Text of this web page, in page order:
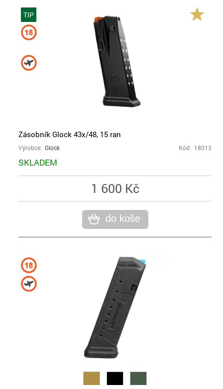
TIP
Zásobník Glock 43x/48, 15 ran
Výrobce: Glock Kód: 18013
SKLADEM
1 600 Kč
do koše